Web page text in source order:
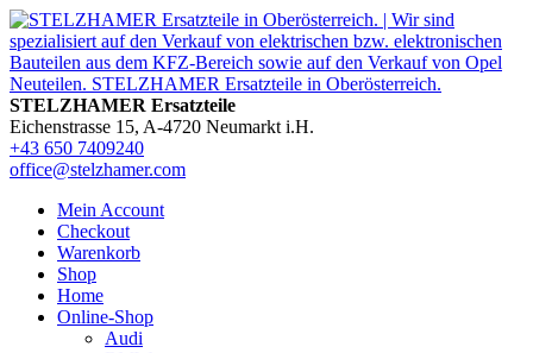
STELZHAMER Ersatzteile
Eichenstrasse 15, A-4720 Neumarkt i.H.
+43 650 7409240
office@stelzhamer.com
Mein Account
Checkout
Warenkorb
Shop
Home
Online-Shop
Audi